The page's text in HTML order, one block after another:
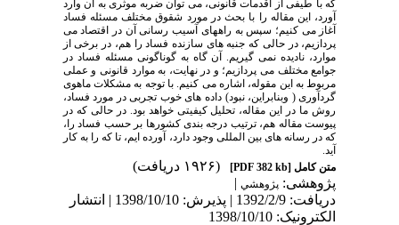
که با طیفی از اقدمات قانونی، می توان ضربه موثری به آن وارد
آورد، این مقاله را با بحث در مورد شقوق مختلف مسئله فساد
آغاز می کنیم؛ سپس به راههای آسیب رسانی آن در اقتصاد می
پردازیم، در حالی که جنبه های سازنده فساد را هم، در برخی از
موارد، نادیده نمی گیریم. آن گاه به گوناگونی مسئله فساد در
جوامع مختلف می پردازیم؛ و در نهایت، به موارد قانونی و عملی
مربوط به این مقوله، اشاره می کنیم. با توجه به مشکلات ماهوی
گردآوری ( وبنابراین، نبود) داده های خوب تجربی در مورد فساد،
روش ما در این مقاله، تحلیل کیفیتی خواهد بود. در حالی که در
پیوست مقاله هم، ترتیب درجه بندی کشورها بر حسب فساد را،
که در رسانه های بین المللی وجود دارد، آورده ایم، تا که را به کار
آید.
متن کامل [PDF 382 kb]
(۱۹۲۶ دریافت)
پژوهشی: پژوهشي|
دریافت: 1392/2/9 | پذیرش: 1398/10/10 | انتشار
الکترونیک: 1398/10/10